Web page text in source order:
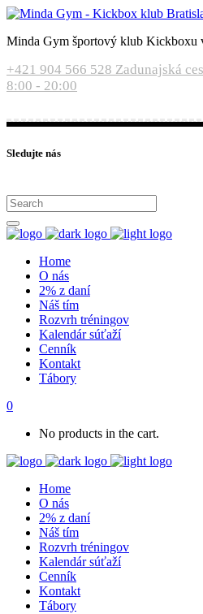
Minda Gym športový klub Kickboxu
+421 904 566 528 Zadunajská
8:00 - 20:00
Sledujte nás
Home
O nás
2% z daní
Náš tím
Rozvrh tréningov
Kalendár súťaží
Cenník
Kontakt
Tábory
0
No products in the cart.
Home
O nás
2% z daní
Náš tím
Rozvrh tréningov
Kalendár súťaží
Cenník
Kontakt
Tábory